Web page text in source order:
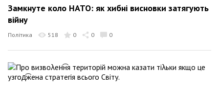
Замкнуте коло НАТО: як хибні висновки затягують
війну
Політика 518 0 0 0